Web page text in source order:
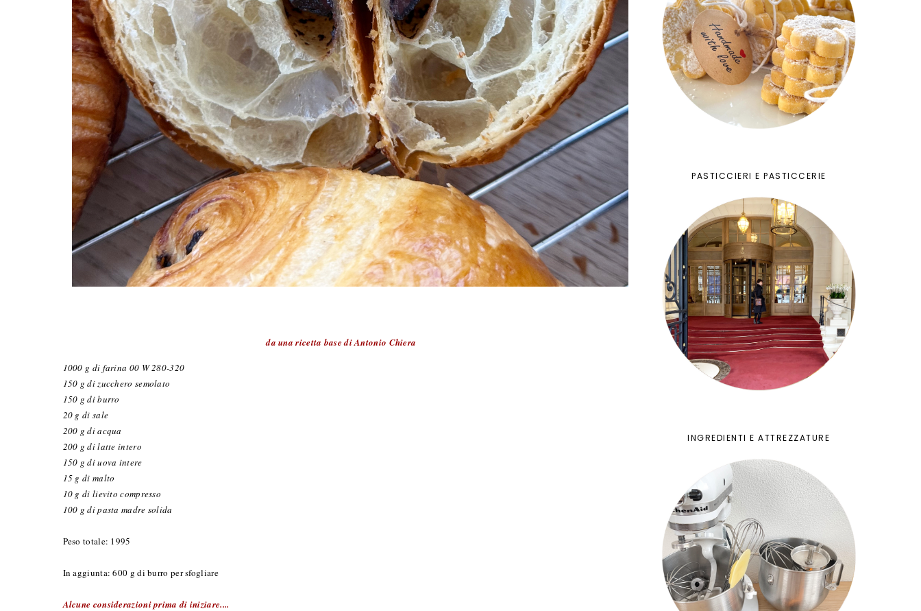
da una ricetta base di Antonio Chiera
1000 g di farina 00 W 280-320
150 g di zucchero semolato
150 g di burro
20 g di sale
200 g di acqua
200 g di latte intero
150 g di uova intere
15 g di malto
10 g di lievito compresso
100 g di pasta madre solida
Peso totale: 1995
In aggiunta: 600 g di burro per sfogliare
Alcune considerazioni prima di iniziare....
PASTICCIERI E PASTICCERIE
INGREDIENTI E ATTREZZATURE